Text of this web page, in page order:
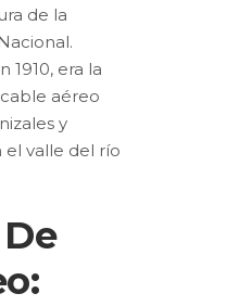
de la
1910, era la
aéreo
y
el valle del río